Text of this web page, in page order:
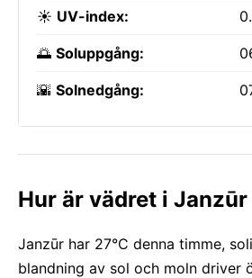
☀️ UV-index:
🌅 Soluppgång:
🌇 Solnedgång:
Hur är vädret i
Janzūr har 27°C denna timme,
blandning av sol och moln driver